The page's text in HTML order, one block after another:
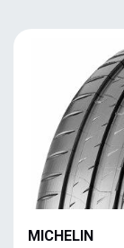
MICHELIN